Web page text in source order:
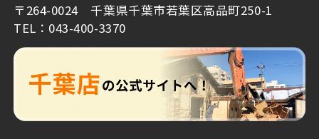
〒264-0024 千葉県千葉市若葉区高品町250-1
TEL：043-400-3370